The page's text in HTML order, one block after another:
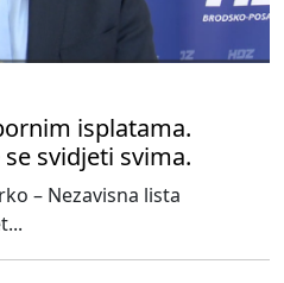
isplatama.
svidjeti svima.
– Nezavisna lista